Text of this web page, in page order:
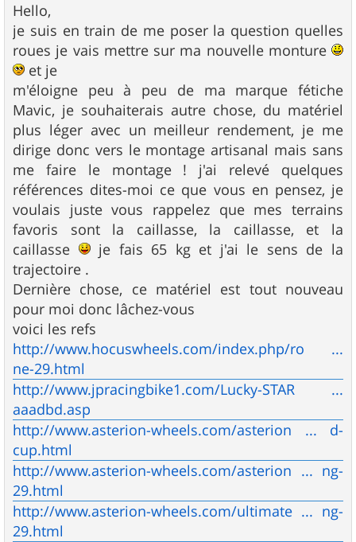
s
s
a
g
e
Hello,
je suis en train de me poser la question quelles
roues je vais mettre sur ma nouvelle monture
et je
m'éloigne peu à peu de ma marque fétiche
Mavic, je souhaiterais autre chose, du matériel
plus léger avec un meilleur rendement, je me
dirige donc vers le montage artisanal mais sans
me faire le montage ! j'ai relevé quelques
références dites-moi ce que vous en pensez, je
voulais juste vous rappelez que mes terrains
favoris sont la caillasse, la caillasse, et la
caillasse
je fais 65 kg et j'ai le sens de la
trajectoire .
Dernière chose, ce matériel est tout nouveau
pour moi donc lâchez-vous
voici les refs
http://www.hocuswheels.com/index.php/ro ...
ne-29.html
http://www.jpracingbike1.com/Lucky-STAR ...
aaadbd.asp
http://www.asterion-wheels.com/asterion ... d-
cup.html
http://www.asterion-wheels.com/asterion ... ng-
29.html
http://www.asterion-wheels.com/ultimate ... ng-
29.html